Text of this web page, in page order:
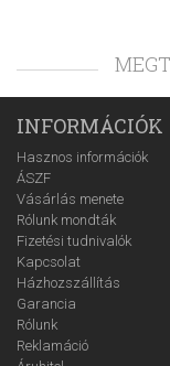
INFORMÁCIÓK
Hasznos információk
ÁSZF
Vásárlás menete
Rólunk mondták
Fizetési tudnivalók
Kapcsolat
Házhozszállítás
Garancia
Rólunk
Reklamáció